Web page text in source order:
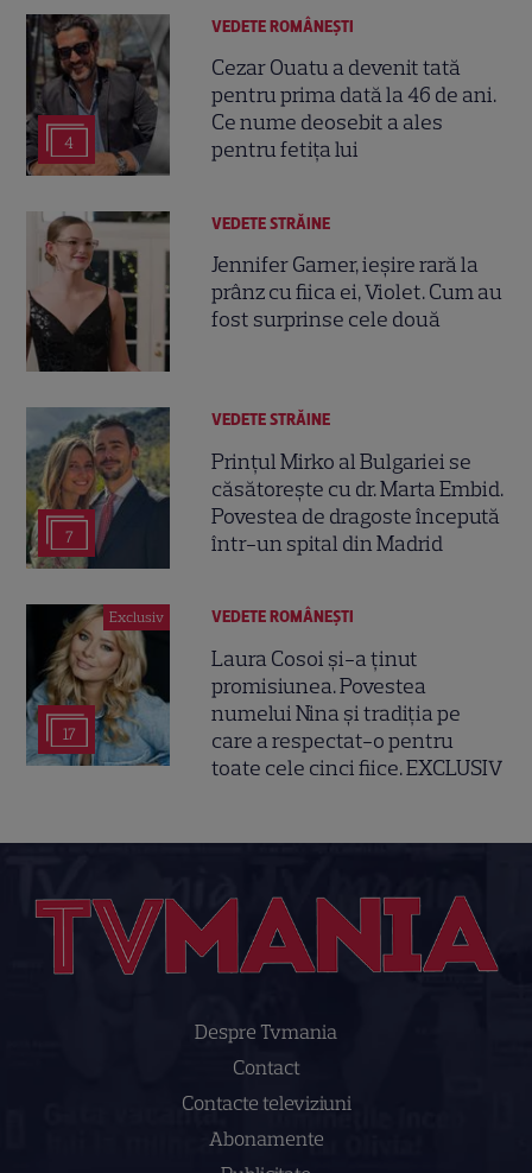
4
VEDETE ROMÂNEŞTI
Cezar Ouatu a devenit tată
pentru prima dată la 46 de ani.
Ce nume deosebit a ales
pentru fetița lui
VEDETE STRĂINE
Jennifer Garner, ieșire rară la
prânz cu fiica ei, Violet. Cum au
fost surprinse cele două
7
VEDETE STRĂINE
Prințul Mirko al Bulgariei se
căsătorește cu dr. Marta Embid.
Povestea de dragoste începută
într-un spital din Madrid
Exclusiv
17
VEDETE ROMÂNEŞTI
Laura Cosoi și-a ținut
promisiunea. Povestea
numelui Nina și tradiția pe
care a respectat-o pentru
toate cele cinci fiice. EXCLUSIV
Despre Tvmania
Contact
Contacte televiziuni
Abonamente